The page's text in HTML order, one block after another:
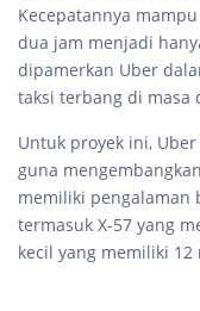
Kecepatannya
dua jam menjadi
dipamerkan Uber
taksi terbang di masa
Untuk proyek ini,
guna
memiliki pengalaman
termasuk X-57 yang
kecil yang memiliki